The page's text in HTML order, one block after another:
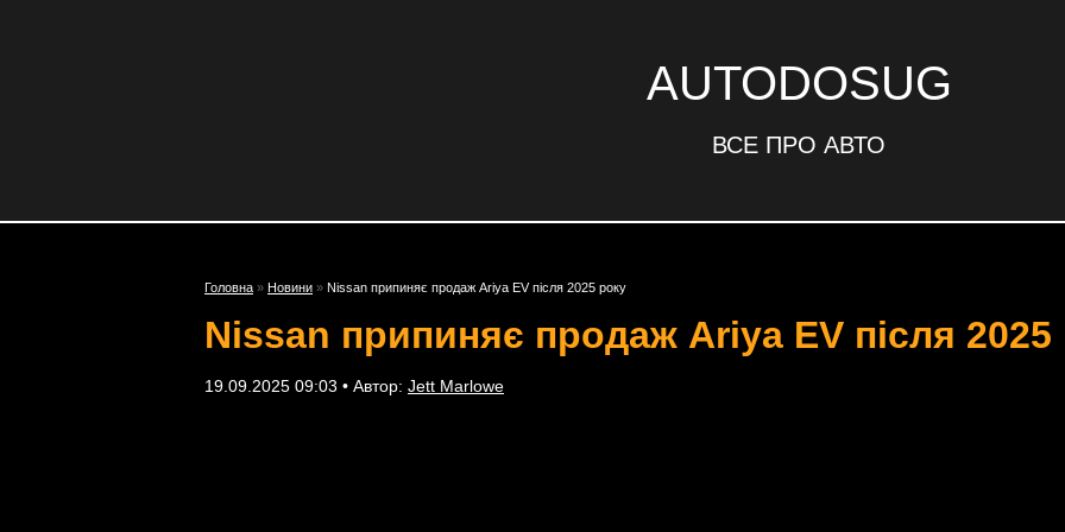
AUTODOSUG
ВСЕ ПРО АВТО
Головна » Новини » Nissan припиняє продаж Ariya EV після 2025 року
Nissan припиняє продаж Ariya EV після 2025
19.09.2025 09:03 • Автор: Jett Marlowe